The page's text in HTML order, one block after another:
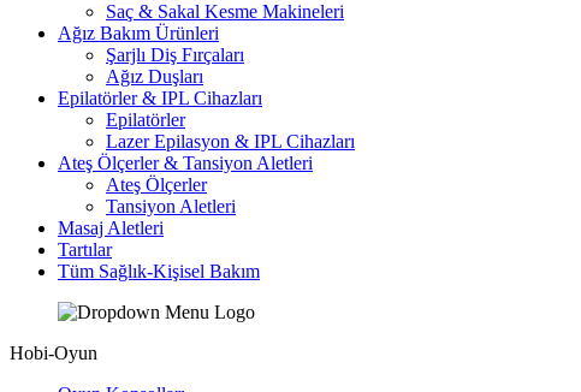
Saç & Sakal Kesme Makineleri
Ağız Bakım Ürünleri
Şarjlı Diş Fırçaları
Ağız Duşları
Epilatörler & IPL Cihazları
Epilatörler
Lazer Epilasyon & IPL Cihazları
Ateş Ölçerler & Tansiyon Aletleri
Ateş Ölçerler
Tansiyon Aletleri
Masaj Aletleri
Tartılar
Tüm Sağlık-Kişisel Bakım
Hobi-Oyun